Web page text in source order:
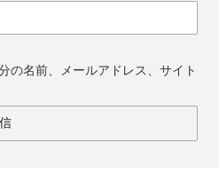
の名前、メールアドレス、サイト